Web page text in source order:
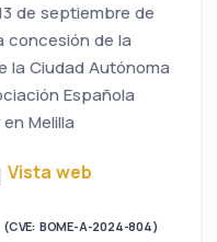
de septiembre de
concesión de la
la Ciudad Autónoma
Española
Melilla
Vista web
(CVE: BOME-A-2024-804)